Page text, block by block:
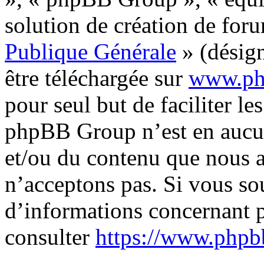
solution de création de
Publique Générale »
être téléchargée sur
pour seul but de faciliter
phpBB Group n’est en
et/ou du contenu que nous
n’acceptons pas. Si vous
d’informations
consulter https://